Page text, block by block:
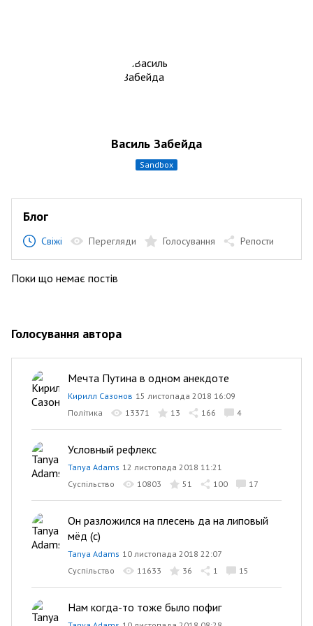
Василь Забейда
sandbox
Блог
Свіжі Перегляди Голосування Репости
Поки що немає постів
Голосування автора
Мечта Путина в одном анекдоте
Кирилл Сазонов 15 листопада 2018 16:09
Політика
13371 13 166 4
Условный рефлекс
Tanya Adams 12 листопада 2018 11:21
Суспільство
10803 51 100 17
Он разложился на плесень да на липовый
мёд (с)
Tanya Adams 10 листопада 2018 22:07
Суспільство
11633 36 1 15
Нам когда-то тоже было пофиг